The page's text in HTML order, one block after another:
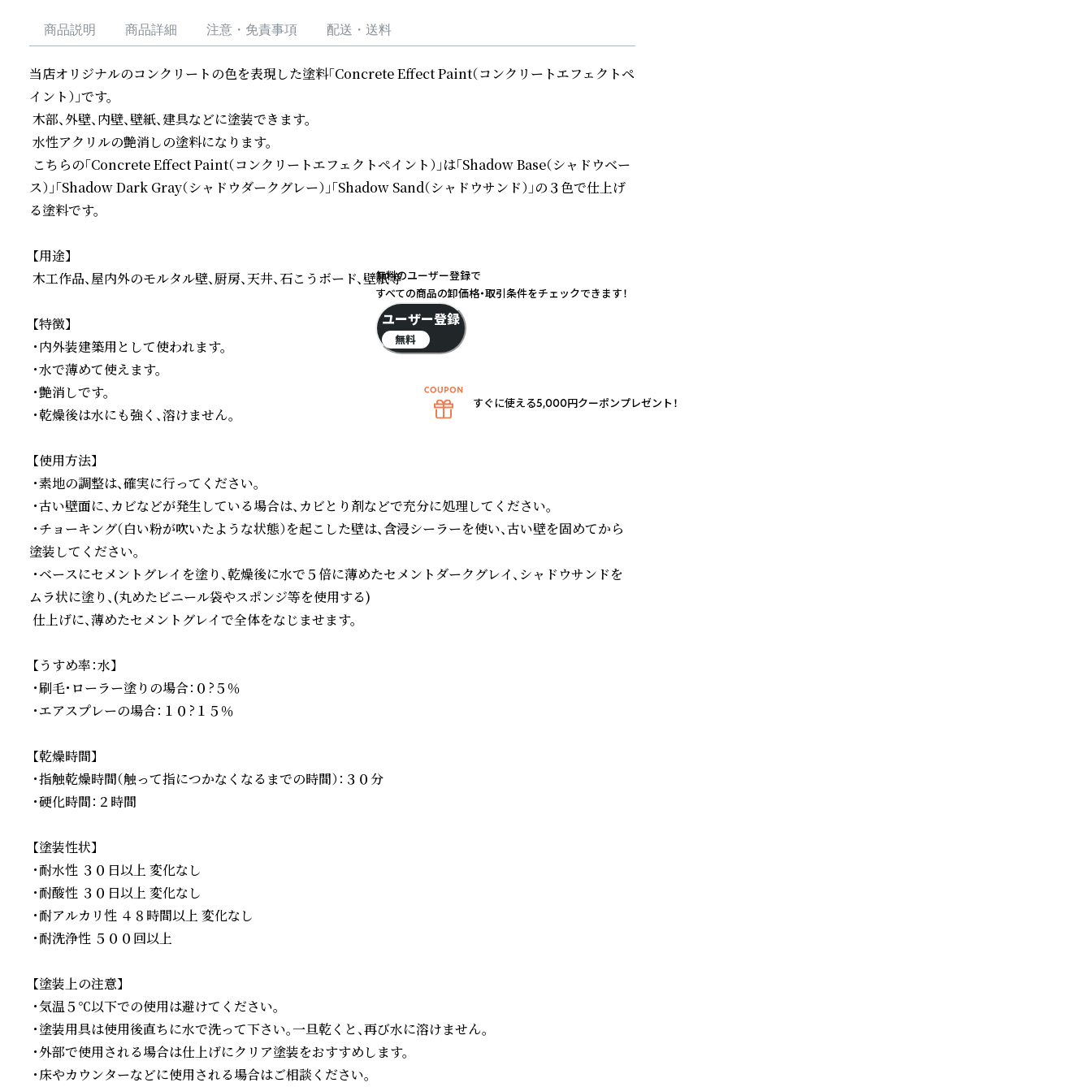
商品説明 商品詳細 注意・免責事項 配送・送料
当店オリジナルのコンクリートの色を表現した塗料「Concrete Effect Paint（コンクリートエフェクトペ
イント）」です。
木部、外壁、内壁、壁紙、建具などに塗装できます。
水性アクリルの艶消しの塗料になります。
こちらの「Concrete Effect Paint（コンクリートエフェクトペイント）」は「Shadow Base（シャドウベー
ス）」「Shadow Dark Gray（シャドウダークグレー）」「Shadow Sand（シャドウサンド）」の３色で仕上げ
る塗料です。
【用途】
木工作品、屋内外のモルタル壁、厨房、天井、石こうボード、壁紙等
【特徴】
・内外装建築用として使われます。
・水で薄めて使えます。
・艶消しです。
・乾燥後は水にも強く、溶けません。
【使用方法】
・素地の調整は、確実に行ってください。
・古い壁面に、カビなどが発生している場合は、カビとり剤などで充分に処理してください。
・チョーキング（白い粉が吹いたような状態）を起こした壁は、含浸シーラーを使い、古い壁を固めてから
塗装してください。
・ベースにセメントグレイを塗り、乾燥後に水で５倍に薄めたセメントダークグレイ、シャドウサンドを
ムラ状に塗り、(丸めたビニール袋やスポンジ等を使用する)
仕上げに、薄めたセメントグレイで全体をなじませます。
【うすめ率：水】
・刷毛・ローラー塗りの場合：０?５％
・エアスプレーの場合：１０?１５％
【乾燥時間】
・指触乾燥時間（触って指につかなくなるまでの時間）：３０分
・硬化時間：２時間
【塗装性状】
・耐水性 ３０日以上 変化なし
・耐酸性 ３０日以上 変化なし
・耐アルカリ性 ４８時間以上 変化なし
・耐洗浄性 ５００回以上
【塗装上の注意】
・気温５℃以下での使用は避けてください。
・塗装用具は使用後直ちに水で洗って下さい。一旦乾くと、再び水に溶けません。
・外部で使用される場合は仕上げにクリア塗装をおすすめします。
・床やカウンターなどに使用される場合はご相談ください。
無料のユーザー登録で
すべての商品の卸価格・取引条件をチェックできます！
ユーザー登録
無料
すぐに使える5,000円クーポンプレゼント！